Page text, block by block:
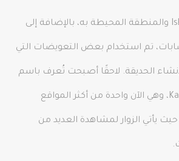
عد إتلاف مسجد Iskele والمنطقة المحيطة به، بالإضافة إلى
تم استخدام بعض التعويضات التي
الحديقة. لاحقًا أصبحت تُعرف باسم
حديقة Karaalioğlu Park، وهي الآن واحدة من أكثر المواقع
يأتي الزوار لمشاهدة العديد من